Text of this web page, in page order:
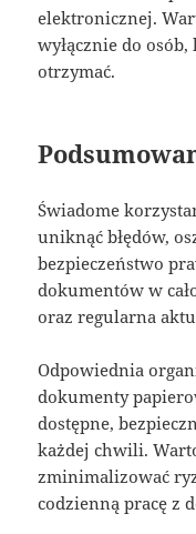
elektronicznej.
wyłącznie do
otrzymać.
Świadome
uniknąć błędów,
bezpieczeństwo
dokumentów w
oraz regularna
Odpowiednia
dokumenty
dostępne,
każdej chwili.
zminimalizować
codzienną pracę z